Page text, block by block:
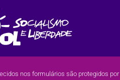
PSOL / Mogi das Cruzes – SP
nos formulários são protegidos por